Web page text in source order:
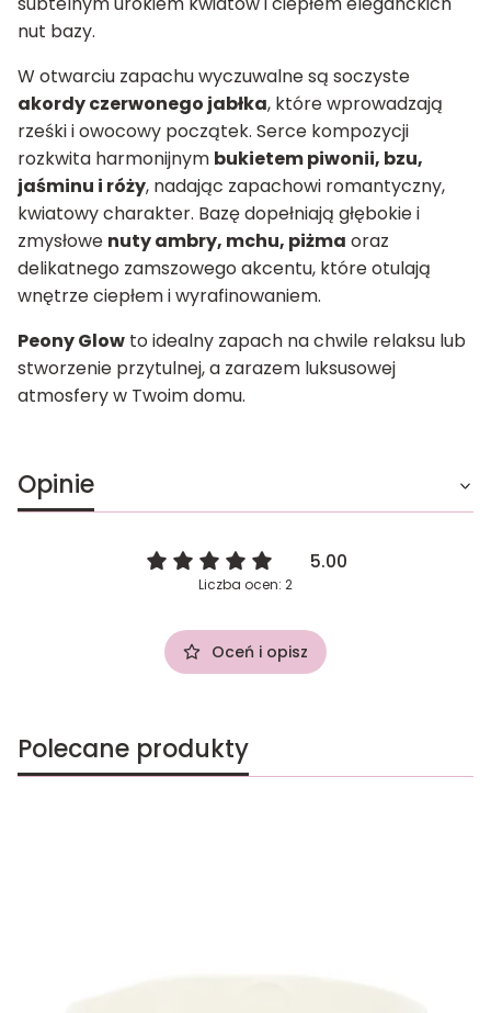
nut bazy.
W otwarciu zapachu wyczuwalne są soczyste
akordy czerwonego jabłka, które wprowadzają
rześki i owocowy początek. Serce kompozycji
rozkwita harmonijnym bukietem piwonii, bzu,
jaśminu i róży, nadając zapachowi romantyczny,
kwiatowy charakter. Bazę dopełniają głębokie i
zmysłowe nuty ambry, mchu, piżma oraz
delikatnego zamszowego akcentu, które otulają
wnętrze ciepłem i wyrafinowaniem.
Peony Glow to idealny zapach na chwile relaksu lub
stworzenie przytulnej, a zarazem luksusowej
atmosfery w Twoim domu.
Opinie
5.00
Liczba ocen: 2
Oceń i opisz
Polecane produkty